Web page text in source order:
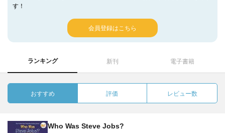
す！
会員登録はこちら
ランキング 新刊 電子書籍
おすすめ 評価 レビュー数
Who Was Steve Jobs?